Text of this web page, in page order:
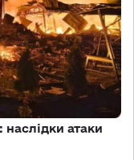
атаки